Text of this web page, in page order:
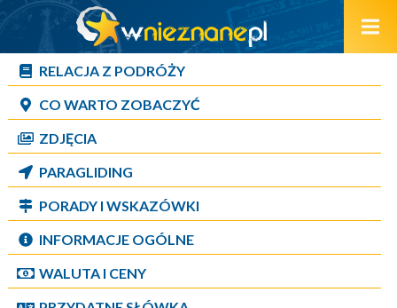
RELACJA Z PODRÓŻY
CO WARTO ZOBACZYĆ
ZDJĘCIA
PARAGLIDING
PORADY I WSKAZÓWKI
INFORMACJE OGÓLNE
WALUTA I CENY